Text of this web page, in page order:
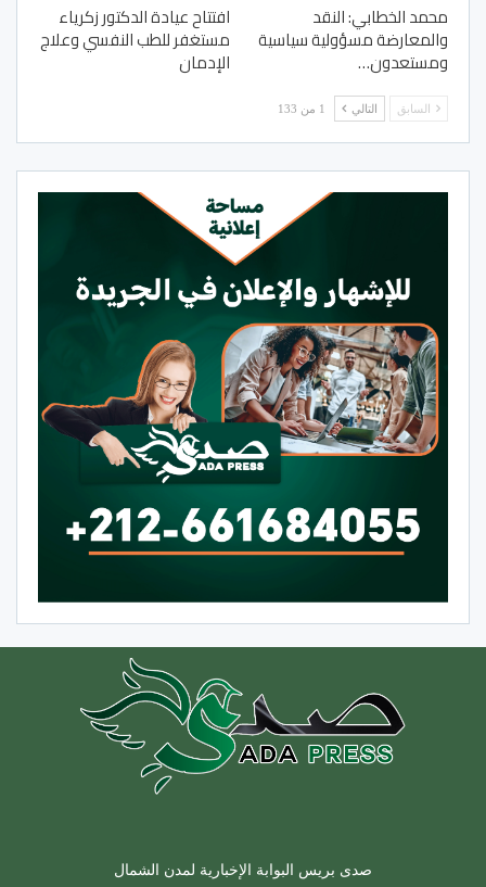
محمد الخطابي: النقد
والمعارضة مسؤولية سياسية
ومستعدون…
افتتاح عيادة الدكتور زكرياء
مستغفر للطب النفسي وعلاج
الإدمان
السابق التالي 1 من 133
صدى بريس البوابة الإخبارية لمدن الشمال